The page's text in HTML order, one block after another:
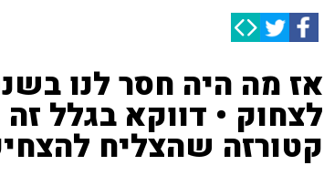
לצחוק • דווקא בגלל
קטורזה שהצליח להצחיק